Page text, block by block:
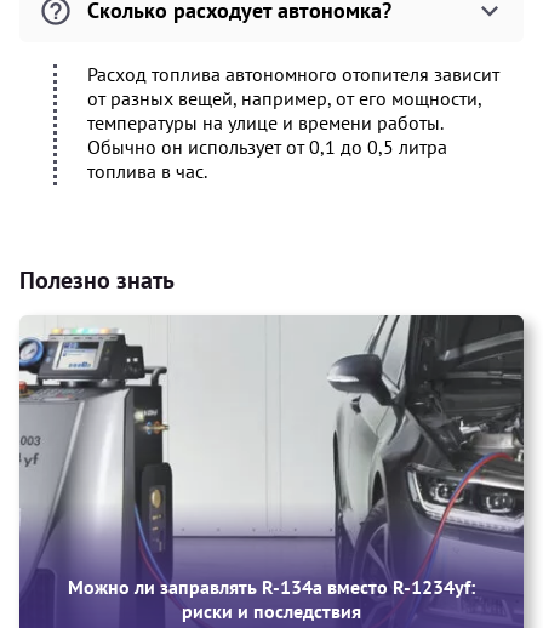
Сколько расходует автономка?
Расход топлива автономного отопителя зависит
от разных вещей, например, от его мощности,
температуры на улице и времени работы.
Обычно он использует от 0,1 до 0,5 литра
топлива в час.
Полезно знать
Можно ли заправлять R-134a вместо R-1234yf:
риски и последствия